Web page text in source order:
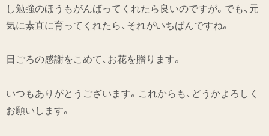
し勉強のほうもがんばってくれたら良いのですが。でも、元
気に素直に育ってくれたら、それがいちばんですね。
日ごろの感謝をこめて、お花を贈ります。
いつもありがとうございます。これからも、どうかよろしく
お願いします。